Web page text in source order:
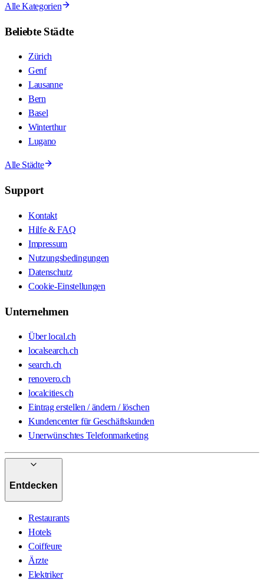
Alle Kategorien
Beliebte Städte
Zürich
Genf
Lausanne
Bern
Basel
Winterthur
Lugano
Alle Städte
Support
Kontakt
Hilfe & FAQ
Impressum
Nutzungsbedingungen
Datenschutz
Cookie-Einstellungen
Unternehmen
Über local.ch
localsearch.ch
search.ch
renovero.ch
localcities.ch
Eintrag erstellen / ändern / löschen
Kundencenter für Geschäftskunden
Unerwünschtes Telefonmarketing
Entdecken
Restaurants
Hotels
Coiffeure
Ärzte
Elektriker